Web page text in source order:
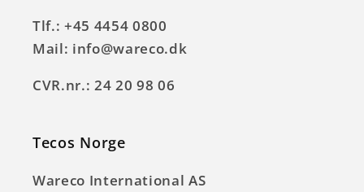
Tlf.: +45 4454 0800
Mail: info@wareco.dk
CVR.nr.: 24 20 98 06
Tecos Norge
Wareco International AS